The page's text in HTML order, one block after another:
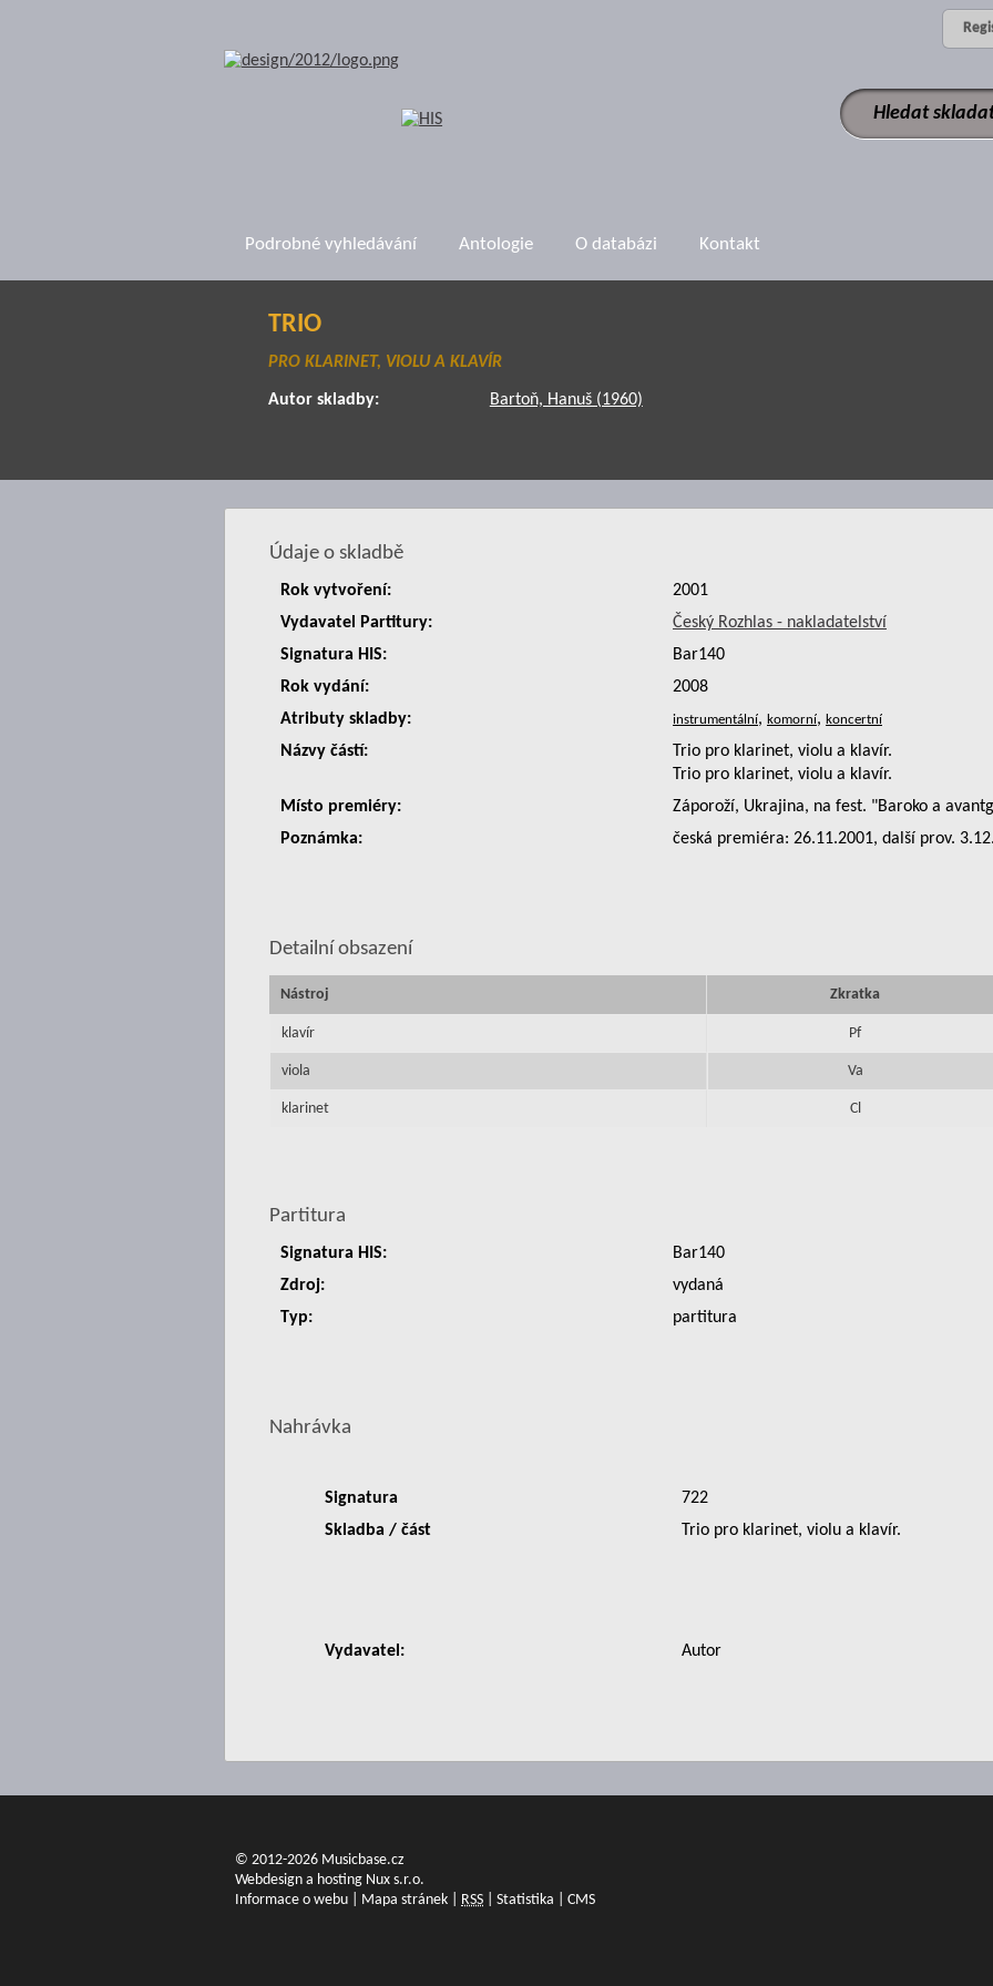
Podrobné vyhledávání Antologie O databázi Kontakt
TRIO
PRO KLARINET, VIOLU A KLAVÍR
Autor skladby: Bartoň, Hanuš (1960)
Údaje o skladbě
Rok vytvoření:
2001
Vydavatel Partitury:
Český Rozhlas - nakladatelství
Signatura HIS:
Bar140
Rok vydání:
2008
Atributy skladby:
,
,
Názvy částí:
Trio pro klarinet, violu a klavír.
Trio pro klarinet, violu a klavír.
Místo premiéry:
Záporoží, Ukrajina, na fest. "Baroko a avantg
Poznámka:
česká premiéra: 26.11.2001, další prov.
Detailní obsazení
Nástroj Zkratka
klavír Pf
viola Va
klarinet Cl
Partitura
Signatura HIS:
Bar140
Zdroj:
vydaná
Typ:
partitura
Nahrávka
Signatura
722
Skladba / část
Trio pro klarinet, violu a klavír.
Vydavatel: Autor
© 2012-2026 Musicbase.cz
Webdesign a hosting Nux s.r.o.
Informace o webu
Mapa stránek RSS Statistika CMS